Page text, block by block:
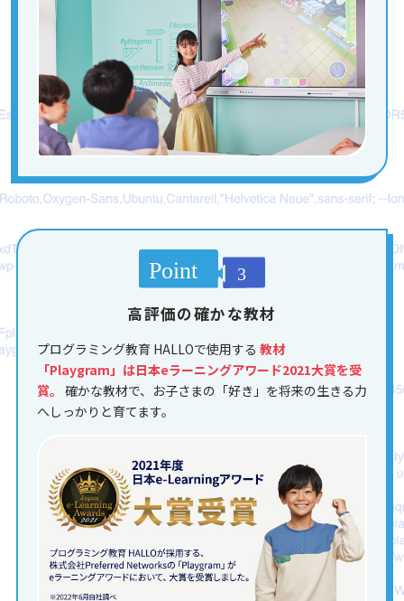
高評価の確かな教材
プログラミング教育 HALLOで使用する 教材
「Playgram」は日本eラーニングアワード2021大賞を受
賞。 確かな教材で、お子さまの「好き」を将来の生きる力
へしっかりと育てます。